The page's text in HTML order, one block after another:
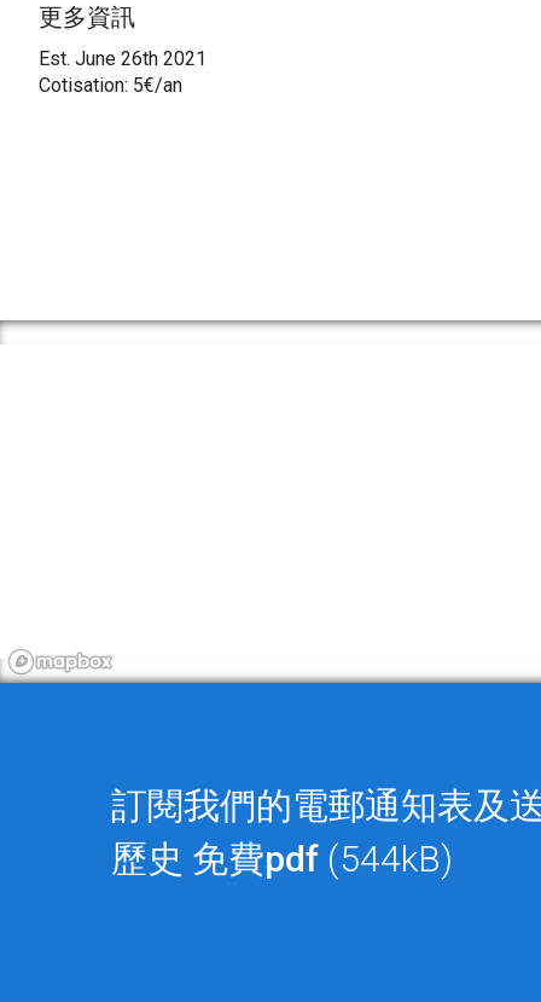
更多資訊
Est. June 26th 2021
Cotisation: 5€/an
訂閱我們的電郵通知表及
歷史 免費pdf (544kB)